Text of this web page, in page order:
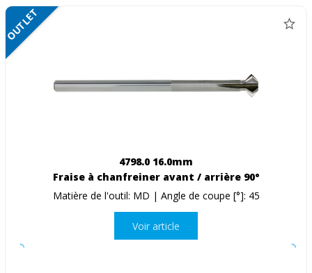
OUTLET
4798.0 16.0mm
Fraise à chanfreiner avant / arrière 90°
Matière de l'outil: MD | Angle de coupe [°]: 45
Voir article